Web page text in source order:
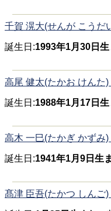
千賀 滉大(せんが こうだ
誕生日:1993年1月30日
高尾 健太(たかお けんた)
誕生日:1988年1月17日
高木 一巳(たかぎ かずみ)
誕生日:1941年1月9日生
髙津 臣吾(たかつ しんご)